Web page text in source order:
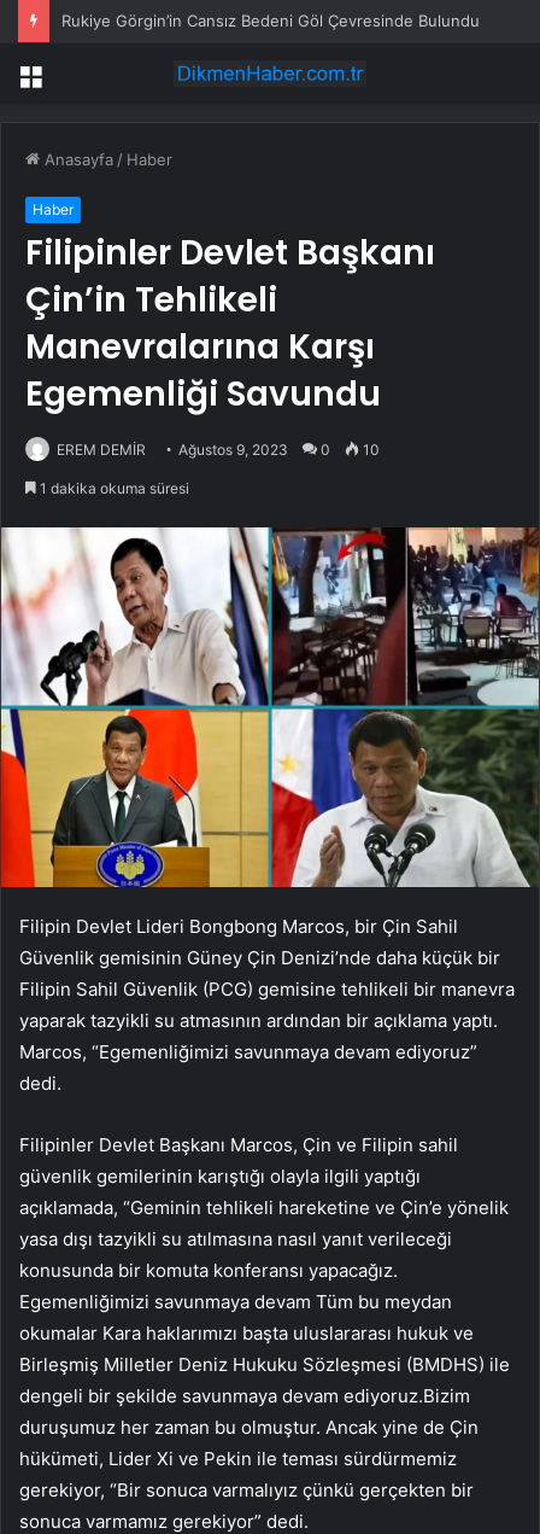
Rukiye Görgin’in Cansız Bedeni Göl Çevresinde Bulundu
Menü
Anasayfa / Haber
Haber
Filipinler Devlet Başkanı
Çin’in Tehlikeli
Manevralarına Karşı
Egemenliği Savundu
EREM DEMİR Ağustos 9, 2023 0 10
1 dakika okuma süresi
Filipin Devlet Lideri Bongbong Marcos, bir Çin Sahil
Güvenlik gemisinin Güney Çin Denizi’nde daha küçük bir
Filipin Sahil Güvenlik (PCG) gemisine tehlikeli bir manevra
yaparak tazyikli su atmasının ardından bir açıklama yaptı.
Marcos, “Egemenliğimizi savunmaya devam ediyoruz”
dedi.
Filipinler Devlet Başkanı Marcos, Çin ve Filipin sahil
güvenlik gemilerinin karıştığı olayla ilgili yaptığı
açıklamada, “Geminin tehlikeli hareketine ve Çin’e yönelik
yasa dışı tazyikli su atılmasına nasıl yanıt verileceği
konusunda bir komuta konferansı yapacağız.
Egemenliğimizi savunmaya devam Tüm bu meydan
okumalar Kara haklarımızı başta uluslararası hukuk ve
Birleşmiş Milletler Deniz Hukuku Sözleşmesi (BMDHS) ile
dengeli bir şekilde savunmaya devam ediyoruz.Bizim
duruşumuz her zaman bu olmuştur. Ancak yine de Çin
hükümeti, Lider Xi ve Pekin ile teması sürdürmemiz
gerekiyor, “Bir sonuca varmalıyız çünkü gerçekten bir
sonuca varmamız gerekiyor” dedi.